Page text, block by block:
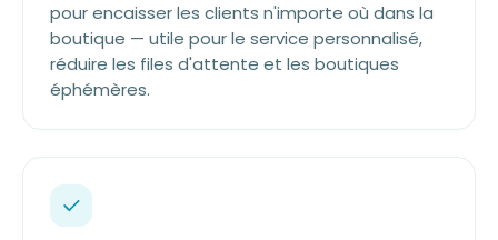
pour encaisser les clients n'importe où dans la
boutique — utile pour le service personnalisé,
réduire les files d'attente et les boutiques
éphémères.